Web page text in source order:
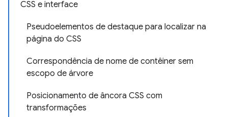
CSS e interface
Pseudoelementos de destaque para localizar na
página do CSS
Correspondência de nome de contêiner sem
escopo de árvore
Posicionamento de âncora CSS com
transformações